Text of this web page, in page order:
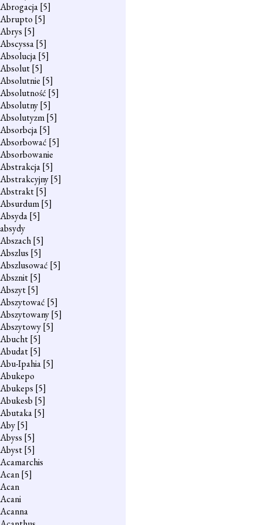
Abrogacja[5]
Abrupto [5]
Abrys [5]
Abscyssa[5]
Absolucja[5]
Absolut[5]
Absolutnie [5]
Absolutność [5]
Absolutny[5]
Absolutyzm[5]
Absorbcja[5]
Absorbować [5]
Absorbowanie
Abstrakcja[5]
Abstrakcyjny[5]
Abstrakt[5]
Absurdum[5]
Absyda[5]
absydy
Abszach[5]
Abszlus [5]
Abszlusować [5]
Absznit[5]
Abszyt[5]
Abszytować [5]
Abszytowany[5]
Abszytowy[5]
Abucht[5]
Abudat[5]
Abu-Ipahia[5]
Abukepo
Abukeps [5]
Abukesb [5]
Abutaka[5]
Aby[5]
Abyss [5]
Abyst[5]
Acamarchis
Acan[5]
Acan
Acani
Acanna